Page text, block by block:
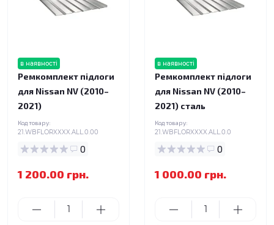
в наявності
Ремкомплект підлоги
для Nissan NV (2010–
2021)
Код товару:
21.WBFLORXXXX.ALL.0.00
0
1 200.00 грн.
в наявності
Ремкомплект підлоги
для Nissan NV (2010–
2021) сталь
Код товару:
21.WBFLORXXXX.ALL.0.0
0
1 000.00 грн.